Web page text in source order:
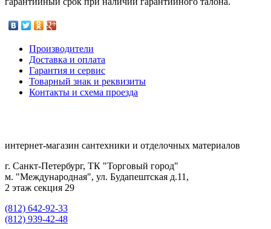
Производители
Доставка и оплата
Гарантия и сервис
Товарный знак и реквизиты
Контакты и схема проезда
интернет-магазин сантехники и отделочных материалов
г. Санкт-Петербург, ТК "Торговый город"
м. "Международная", ул. Будапештская д.11,
2 этаж секция 29
(812) 642-92-33
(812) 939-42-48